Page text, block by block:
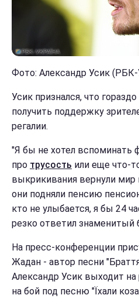
Фото: Александр Усик (РБК-
Усик признался, что
получить поддержку
регалии.
"Я бы не хотел вспоминать
про трусость или еще что-
выкрикивания вернули
они подняли пенсию
кто не улыбается, я бы 24
резко ответил знаменитый
На пресс-конференции
Жадан - автор песни
Александр Усик выходит
на бой под песню "Їхали